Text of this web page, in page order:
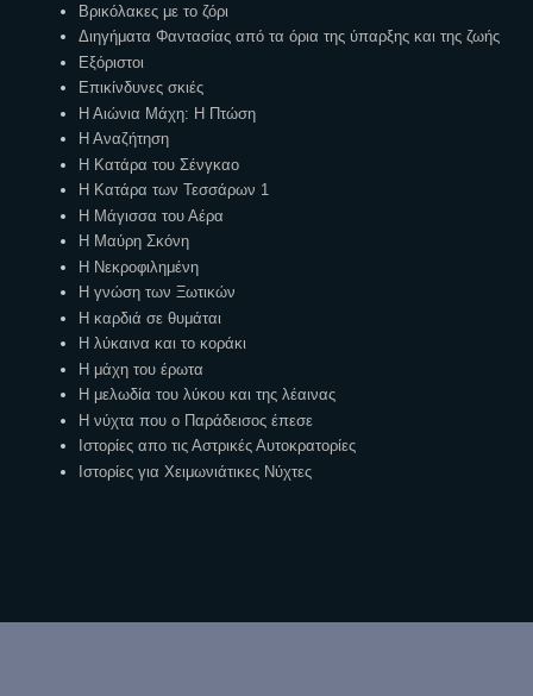
Βρικόλακες με το ζόρι
Διηγήματα Φαντασίας από τα όρια της ύπαρξης και της ζωής
Εξόριστοι
Επικίνδυνες σκιές
Η Αιώνια Μάχη: Η Πτώση
Η Αναζήτηση
Η Κατάρα του Σένγκαο
Η Κατάρα των Τεσσάρων 1
Η Μάγισσα του Αέρα
Η Μαύρη Σκόνη
Η Νεκροφιλημένη
Η γνώση των Ξωτικών
Η καρδιά σε θυμάται
Η λύκαινα και το κοράκι
Η μάχη του έρωτα
Η μελωδία του λύκου και της λέαινας
Η νύχτα που ο Παράδεισος έπεσε
Ιστορίες απο τις Αστρικές Αυτοκρατορίες
Ιστορίες για Χειμωνιάτικες Νύχτες